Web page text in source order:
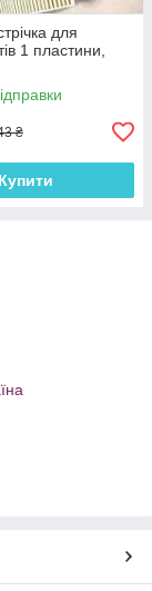
для
1 пластини,
₴
Купити